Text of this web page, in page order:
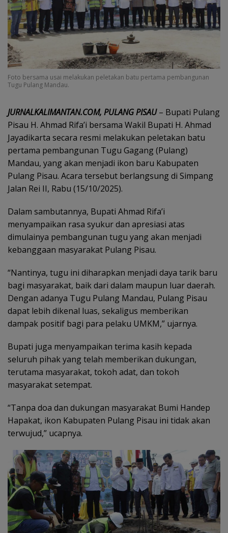
Foto bersama usai melakukan peletakan batu pertama pembangunan
Tugu Pulang Mandau.
JURNALKALIMANTAN.COM, PULANG PISAU– Bupati Pulang
Pisau H. Ahmad Rifa’i bersama Wakil Bupati H. Ahmad
Jayadikarta secara resmi melakukan peletakan batu
pertama pembangunan Tugu Gagang (Pulang)
Mandau, yang akan menjadi ikon baru Kabupaten
Pulang Pisau. Acara tersebut berlangsung di Simpang
Jalan Rei II, Rabu (15/10/2025).
Dalam sambutannya, Bupati Ahmad Rifa’i
menyampaikan rasa syukur dan apresiasi atas
dimulainya pembangunan tugu yang akan menjadi
kebanggaan masyarakat Pulang Pisau.
“Nantinya, tugu ini diharapkan menjadi daya tarik baru
bagi masyarakat, baik dari dalam maupun luar daerah.
Dengan adanya Tugu Pulang Mandau, Pulang Pisau
dapat lebih dikenal luas, sekaligus memberikan
dampak positif bagi para pelaku UMKM,” ujarnya.
Bupati juga menyampaikan terima kasih kepada
seluruh pihak yang telah memberikan dukungan,
terutama masyarakat, tokoh adat, dan tokoh
masyarakat setempat.
“Tanpa doa dan dukungan masyarakat Bumi Handep
Hapakat, ikon Kabupaten Pulang Pisau ini tidak akan
terwujud,” ucapnya.